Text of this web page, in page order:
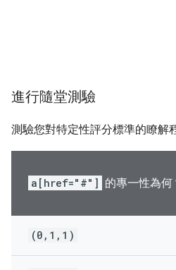
進行隨堂測驗
測驗您對特定性評分標準的瞭解
a[href="#"] 的專一性為何
(0,1,1)